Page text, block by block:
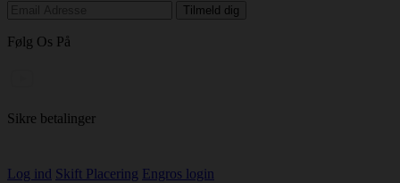
Følg Os På
Sikre betalinger
Log ind Skift Placering Engros login